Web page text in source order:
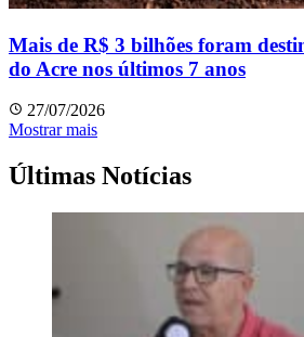
Mais de R$ 3 bilhões foram
do Acre nos últimos 7 anos
27/07/2026
Mostrar mais
Últimas Notícias